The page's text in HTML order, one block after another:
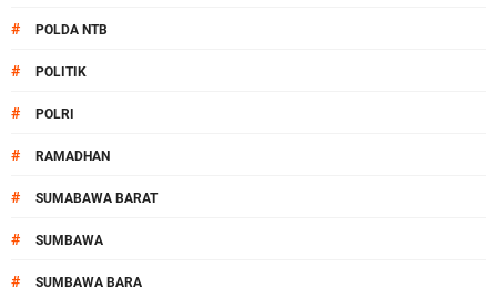
# POLDA NTB
# POLITIK
# POLRI
# RAMADHAN
# SUMABAWA BARAT
# SUMBAWA
# SUMBAWA BARA